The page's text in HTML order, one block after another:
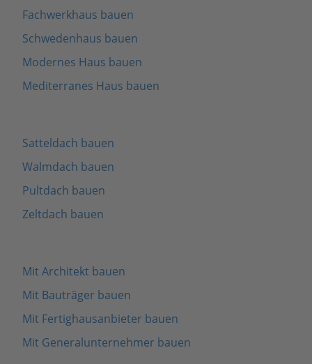
Fachwerkhaus bauen
Schwedenhaus bauen
Modernes Haus bauen
Mediterranes Haus bauen
Satteldach bauen
Walmdach bauen
Pultdach bauen
Zeltdach bauen
Mit Architekt bauen
Mit Bauträger bauen
Mit Fertighausanbieter bauen
Mit Generalunternehmer bauen